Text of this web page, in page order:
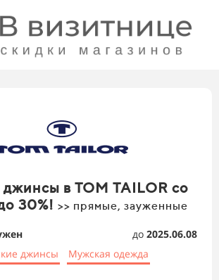
в TOM TAILOR со
30%! >> прямые, зауженные
до 2025.06.08
джинсы
Мужская одежда